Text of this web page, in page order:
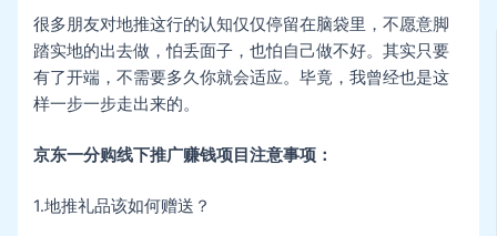
很多朋友对地推这行的认知仅仅停留在脑袋里，不愿意脚
踏实地的出去做，怕丢面子，也怕自己做不好。其实只要
有了开端，不需要多久你就会适应。毕竟，我曾经也是这
样一步一步走出来的。
京东一分购线下推广赚钱项目注意事项：
1.地推礼品该如何赠送？